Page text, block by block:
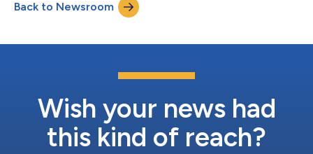
segundo empreendimento hoteleiro da Marriott International
na ilha, mas também como a primei...
Back to Newsroom
Wish your news had
this kind of reach?